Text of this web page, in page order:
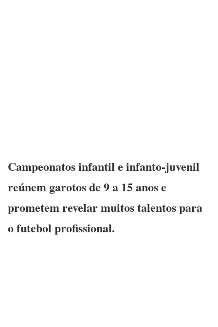
Campeonatos infantil e infanto-juvenil
reúnem garotos de 9 a 15 anos e
prometem revelar muitos talentos para
o futebol profissional.